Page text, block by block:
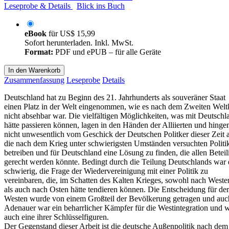
Leseprobe & Details
Blick ins Buch
eBook fürUS$ 15,99
Sofort herunterladen. Inkl. MwSt.
Format: PDF und ePUB – für alle Geräte
In den Warenkorb
Zusammenfassung Leseprobe Details
Deutschland hat zu Beginn des 21. Jahrhunderts als souveräner Staat
einen Platz in der Welt eingenommen, wie es nach dem Zweiten
nicht absehbar war. Die vielfältigen Möglichkeiten, was mit
hätte passieren können, lagen in den Händen der Alliierten und
nicht unwesentlich vom Geschick der Deutschen Politker dieser Zeit
die nach dem Krieg unter schwierigsten Umständen versuchten
betreiben und für Deutschland eine Lösung zu finden, die allen
gerecht werden könnte. Bedingt durch die Teilung Deutschlands war
schwierig, die Frage der Wiedervereinigung mit einer Politik zu
vereinbaren, die, im Schatten des Kalten Krieges, sowohl nach
als auch nach Osten hätte tendieren können. Die Entscheidung für
Westen wurde von einem Großteil der Bevölkerung getragen und
Adenauer war ein beharrlicher Kämpfer für die Westintegration und
auch eine ihrer Schlüsselfiguren.
Der Gegenstand dieser Arbeit ist die deutsche Außenpolitik nach dem